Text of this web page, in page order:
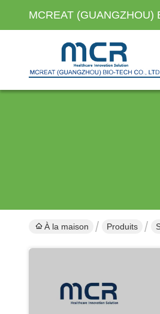
MCREAT (GUANGZHOU)
À la maison Produits